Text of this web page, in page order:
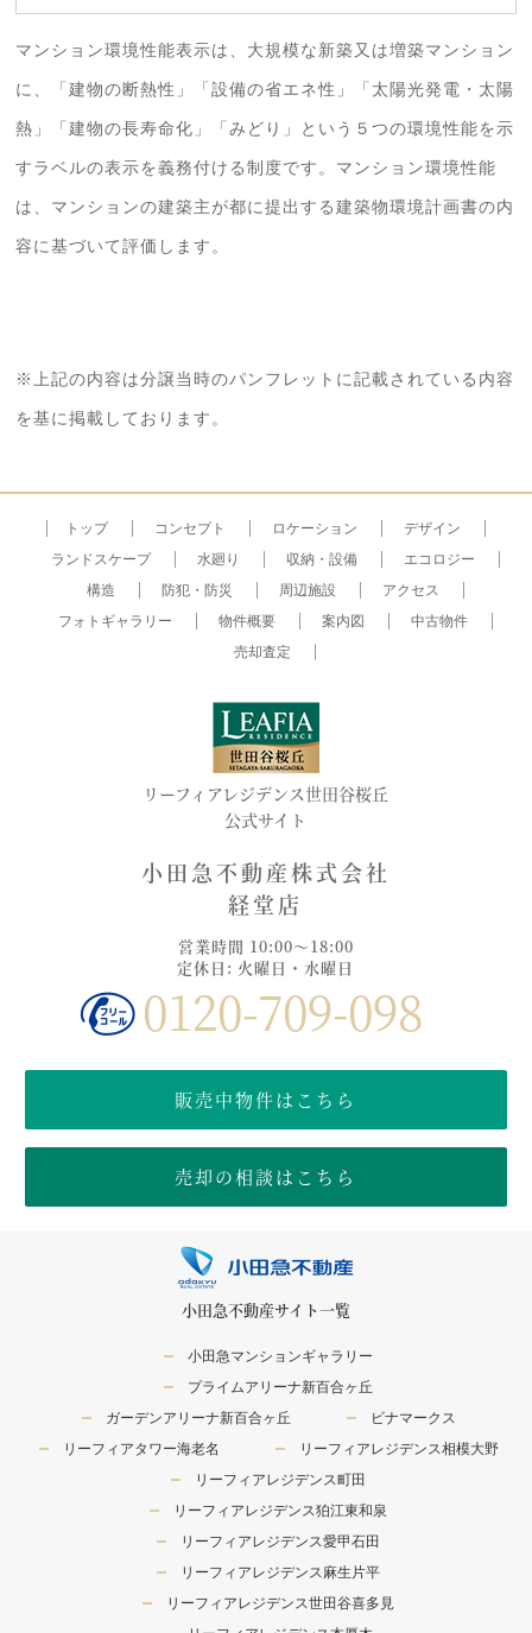
マンション環境性能表示は、大規模な新築又は増築マンション
に、「建物の断熱性」「設備の省エネ性」「太陽光発電・太陽
熱」「建物の長寿命化」「みどり」という５つの環境性能を示
すラベルの表示を義務付ける制度です。マンション環境性能
は、マンションの建築主が都に提出する建築物環境計画書の内
容に基づいて評価します。
※上記の内容は分譲当時のパンフレットに記載されている内容
を基に掲載しております。
トップ コンセプト ロケーション
デザイン
ランドスケープ
水廻り 収納・設備
エコロジー
構造
防犯・防災 周辺施設
アクセス
フォトギャラリー
物件概要 案内図
中古物件
売却査定
リーフィアレジデンス世田谷桜丘
公式サイト
小田急不動産株式会社
経堂店
営業時間 10:00～18:00
定休日: 火曜日・水曜日
0120-709-098
販売中物件はこちら
売却の相談はこちら
小田急不動産サイト一覧
小田急マンションギャラリー
プライムアリーナ新百合ヶ丘
ガーデンアリーナ新百合ヶ丘
ビナマークス
リーフィアタワー海老名
リーフィアレジデンス相模大野
リーフィアレジデンス町田
リーフィアレジデンス狛江東和泉
リーフィアレジデンス愛甲石田
リーフィアレジデンス麻生片平
リーフィアレジデンス世田谷喜多見